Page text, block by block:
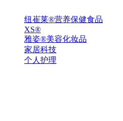
纽崔莱®营养保健食品
XS®
雅姿®美容化妆品
家居科技
个人护理